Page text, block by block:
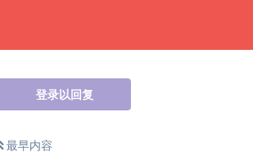
登录以回复
最早内容